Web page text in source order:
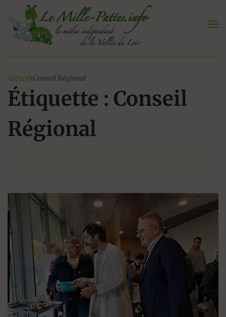
contenu
Accueil›Conseil Régional
Étiquette : Conseil
Régional